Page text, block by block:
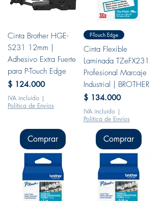
Cinta Brother HGE-
S231 12mm |
Adhesivo Extra Fuerte
para P-Touch Edge
Precio
$ 124.000
IVA incluido |
Política de Envíos
Comprar
P-Touch Edge
Cinta Flexible
Laminada TZeFX231
Profesional Marcaje
Industrial | BROTHER
Precio
$ 134.000
IVA incluido|
Política de Envíos
Comprar